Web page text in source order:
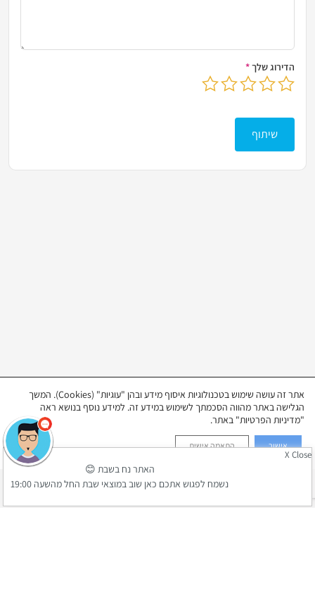
הדירוג שלך*
שיתוף
X Close
האתר נח בשבת 😊
נשמח לפגוש אתכם כאן שוב במוצאי שבת החל מהשעה 19:00
אתר זה עושה שימוש בטכנולוגיות איסוף מידע ובהן "עוגיות" (Cookies). המשך
הגלישה באתר מהווה הסכמתך לשימוש במידע זה. למידע נוסף בנושא ראה
"מדיניות הפרטיות" באתר.
אישור התאמה אישית